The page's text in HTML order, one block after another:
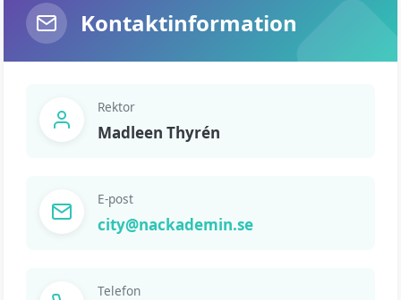
Kontaktinformation
Rektor
Madleen Thyrén
E-post
city@nackademin.se
Telefon